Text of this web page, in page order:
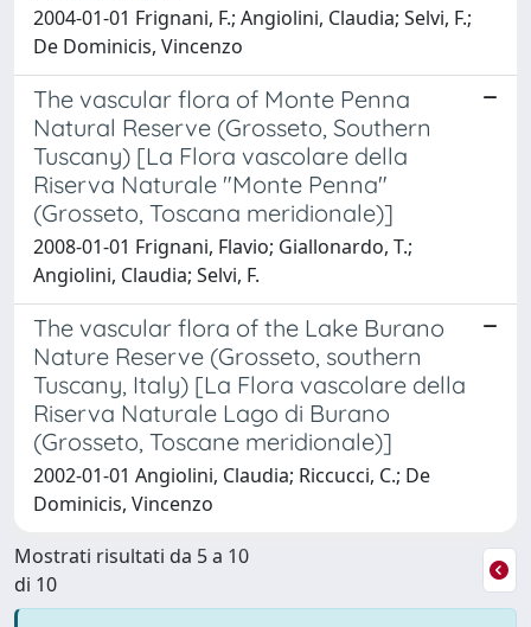
2004-01-01 Frignani, F.; Angiolini, Claudia; Selvi, F.;
De Dominicis, Vincenzo
The vascular flora of Monte Penna
Natural Reserve (Grosseto, Southern
Tuscany) [La Flora vascolare della
Riserva Naturale "Monte Penna"
(Grosseto, Toscana meridionale)]
2008-01-01 Frignani, Flavio; Giallonardo, T.;
Angiolini, Claudia; Selvi, F.
The vascular flora of the Lake Burano
Nature Reserve (Grosseto, southern
Tuscany, Italy) [La Flora vascolare della
Riserva Naturale Lago di Burano
(Grosseto, Toscane meridionale)]
2002-01-01 Angiolini, Claudia; Riccucci, C.; De
Dominicis, Vincenzo
Mostrati risultati da 5 a 10
di 10